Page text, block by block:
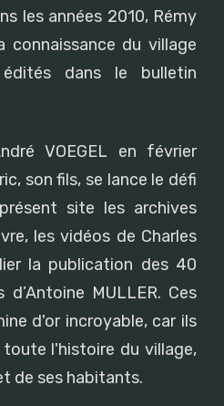
les années 2010, Rémy
connaissance du village
dans le bulletin
VOEGEL en février
son fils, se lance le défi
site les archives
les vidéos de Charles
la publication des 40
d’Antoine MULLER. Ces
d'or incroyable, car ils
l'histoire du village,
de ses habitants.